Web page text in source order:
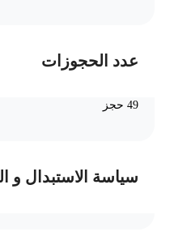
عدد الحجوزات
سياسة الاستبدال و